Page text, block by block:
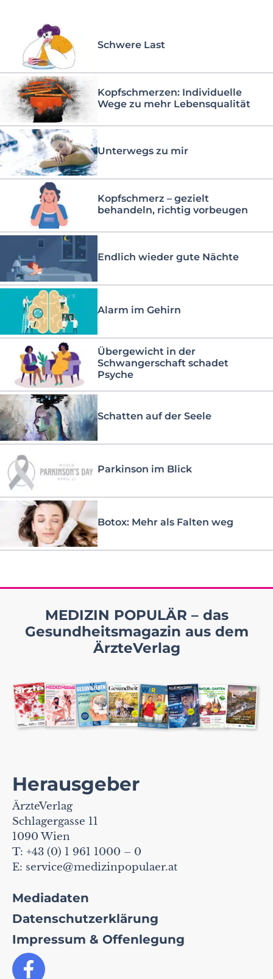
Schwere Last
Kopfschmerzen: Individuelle
Wege zu mehr Lebensqualität
Unterwegs zu mir
Kopfschmerz – gezielt
behandeln, richtig vorbeugen
Endlich wieder gute Nächte
Alarm im Gehirn
Übergewicht in der
Schwangerschaft schadet
Psyche
Schatten auf der Seele
Parkinson im Blick
Botox: Mehr als Falten weg
MEDIZIN POPULÄR – das
Gesundheitsmagazin aus dem
ÄrzteVerlag
Herausgeber
ÄrzteVerlag
Schlagergasse 11
1090 Wien
T: +43 (0) 1 961 1000 – 0
E: service@medizinpopulaer.at
Mediadaten
Datenschutzerklärung
Impressum & Offenlegung